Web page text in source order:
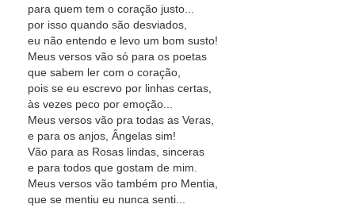
para quem tem o coração justo...
por isso quando são desviados,
eu não entendo e levo um bom susto!
Meus versos vão só para os poetas
que sabem ler com o coração,
pois se eu escrevo por linhas certas,
às vezes peco por emoção...
Meus versos vão pra todas as Veras,
e para os anjos, Ângelas sim!
Vão para as Rosas lindas, sinceras
e para todos que gostam de mim.
Meus versos vão também pro Mentia,
que se mentiu eu nunca senti...